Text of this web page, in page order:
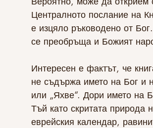
Централното послание на
е изцяло ръководено от
се преобръща и Божият
Интересен е фактът, че
не съдържа името на Бог и
или „Яхве“. Дори името на
Тъй като скритата природа
еврейския календар,